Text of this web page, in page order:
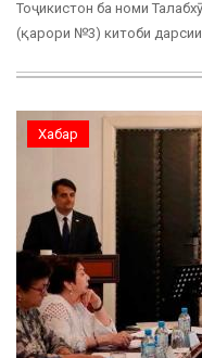
Тоҷикистон ба номи
(қарори №3) китоби дарсии
Хабар